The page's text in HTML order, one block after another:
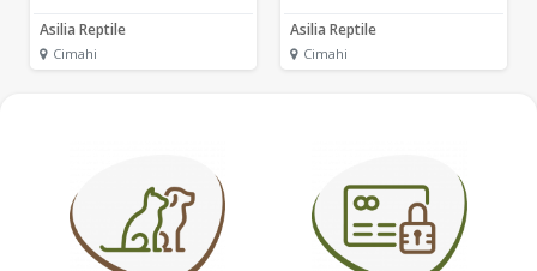
Asilia Reptile
Cimahi
Asilia Reptile
Cimahi